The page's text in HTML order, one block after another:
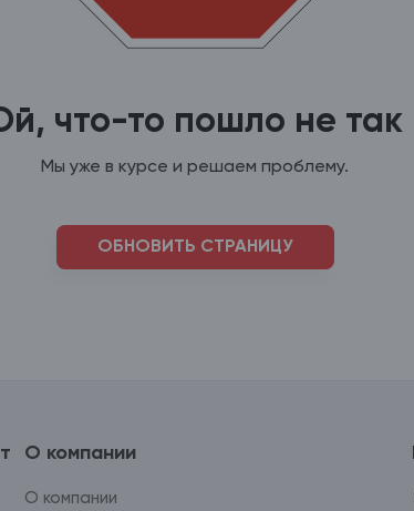
что-то пошло не так
Мы уже в курсе и решаем проблему.
ОБНОВИТЬ СТРАНИЦУ
О компании
О компании